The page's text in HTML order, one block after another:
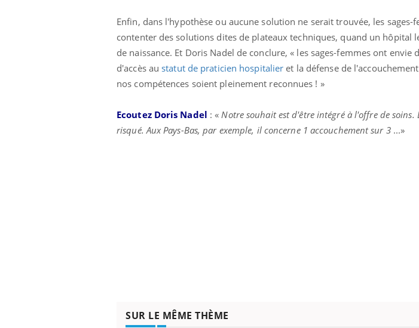
Enfin, dans l'hypothèse ou aucune solution ne serait trouvée, les
contenter des solutions dites de plateaux techniques, quand un hôpital
de naissance. Et Doris Nadel de conclure, « les sages-femmes ont
d'accès au statut de praticien hospitalier et la défense de
nos compétences soient pleinement reconnues ! »
Ecoutez Doris Nadel : « Notre souhait est d'être intégré à l'offre de
risqué. Aux Pays-Bas, par exemple, il concerne 1 accouchement sur 3...»
SUR LE MÊME THÈME